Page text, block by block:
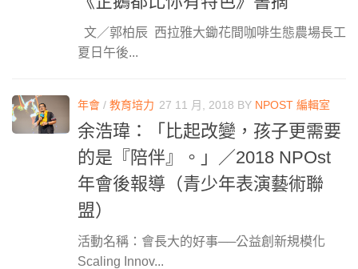
文／郭柏辰 西拉雅大鋤花間咖啡生態農場長工
夏日午後...
年會 / 教育培力 27 11 月, 2018 BY NPOST 編輯室
余浩瑋：「比起改變，孩子更需要
的是『陪伴』。」／2018 NPOst
年會後報導（青少年表演藝術聯
盟）
活動名稱：會長大的好事──公益創新規模化
Scaling Innov...